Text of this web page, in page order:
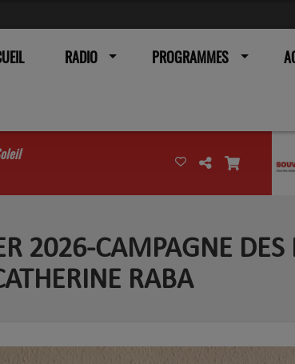
RADIO PROGRAMMES
2026-CAMPAGNE
RABA